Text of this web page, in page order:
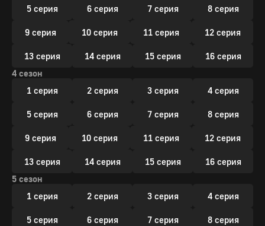
5 серия 6 серия 7 серия 8 серия
9 серия 10 серия 11 серия 12 серия
13 серия 14 серия 15 серия
16 серия
4 сезон
1 серия
2 серия 3 серия 4 серия
5 серия 6 серия 7 серия 8 серия
9 серия 10 серия 11 серия 12 серия
13 серия 14 серия 15 серия
16 серия
5 сезон
1 серия
2 серия 3 серия 4 серия
5 серия 6 серия 7 серия 8 серия